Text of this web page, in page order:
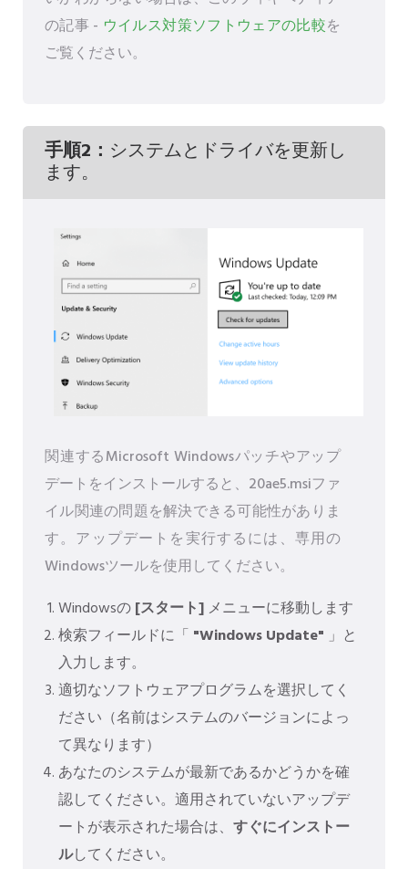
の記事 - ウイルス対策ソフトウェアの比較を
ご覧ください。
手順2： システムとドライバを更新し
ます。
関連するMicrosoft Windowsパッチやアップ
デートをインストールすると、20ae5.msiファ
イル関連の問題を解決できる可能性がありま
す。アップデートを実行するには、専用の
Windowsツールを使用してください。
Windowsの[スタート] メニューに移動します
検索フィールドに「 "Windows Update" 」と
入力します。
適切なソフトウェアプログラムを選択してく
ださい（名前はシステムのバージョンによっ
て異なります）
あなたのシステムが最新であるかどうかを確
認してください。適用されていないアップデ
ートが表示された場合は、 すぐにインストー
ルしてください。